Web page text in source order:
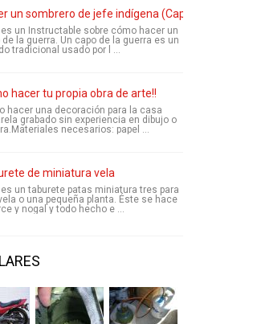
un sombrero de jefe indígena (Capo de la
un Instructable sobre cómo hacer un
de la guerra. Un capo de la guerra es un
tradicional usado por l ...
hacer tu propia obra de arte!!
hacer una decoración para la casa
grabado sin experiencia en dibujo o
necesarios: papel ...
de miniatura vela
un taburete patas miniatura tres para
o una pequeña planta. Éste se hace
y nogal y todo hecho e ...